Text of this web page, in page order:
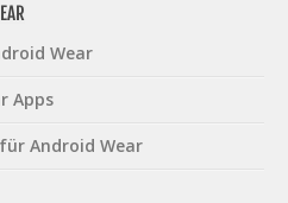
Wear
Apps
Android Wear